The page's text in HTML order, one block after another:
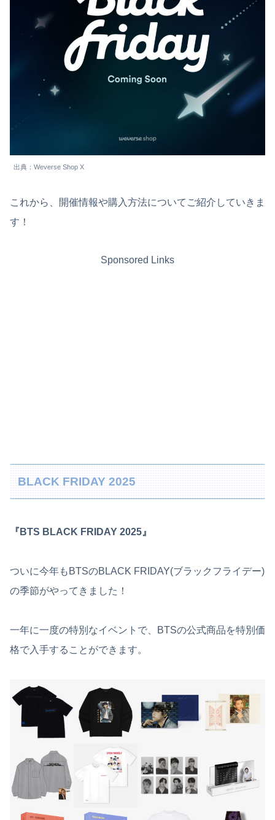
出典：Weverse Shop X
これから、開催情報や購入方法についてご紹介していきま
す！
Sponsored Links
BLACK FRIDAY 2025
『BTS BLACK FRIDAY 2025』
ついに今年もBTSのBLACK FRIDAY(ブラックフライデー)
の季節がやってきました！
一年に一度の特別なイベントで、BTSの公式商品を特別価
格で入手することができます。